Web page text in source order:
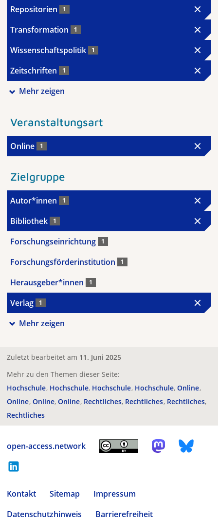
Repositorien 1
Transformation 1
Wissenschaftspolitik 1
Zeitschriften 1
Mehr zeigen
Veranstaltungsart
Online 1
Zielgruppe
Autor*innen 1
Bibliothek 1
Forschungseinrichtung 1
Forschungsförderinstitution 1
Herausgeber*innen 1
Verlag 1
Mehr zeigen
Zuletzt bearbeitet am 11. Juni 2025
Mehr zu den Themen dieser Seite:
Hochschule Hochschule Hochschule Hochschule Online
Online Online Online Rechtliches Rechtliches Rechtliches
Rechtliches
open-access.network
Kontakt Sitemap
Impressum
Datenschutzhinweis
Barrierefreiheit